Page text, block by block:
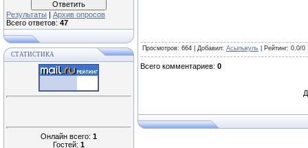
Результаты | Архив опросов
Всего ответов: 47
СТАТИСТИКА
Онлайн всего: 1
Гостей: 1
Просмотров: 664 | Добавил: Асылыкуль Рейтинг: 0.0/0
Всего комментариев: 0